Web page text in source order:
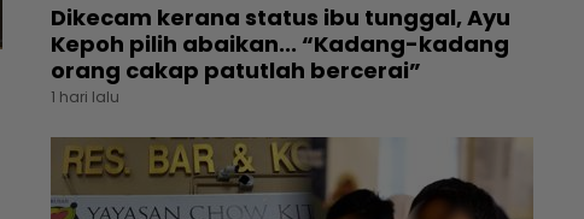
Dikecam kerana status ibu tunggal, Ayu
Kepoh pilih abaikan... “Kadang-kadang
orang cakap patutlah bercerai”
1 hari lalu